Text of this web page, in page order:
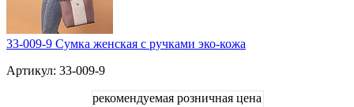
33-009-9 Сумка женская с ручками эко-кожа
Артикул: 33-009-9
рекомендуемая розничная цена